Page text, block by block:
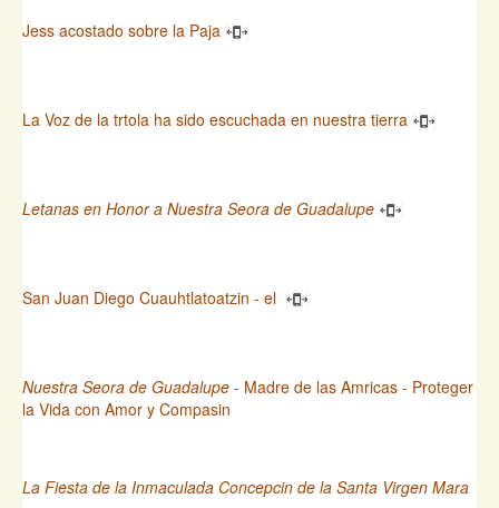
Jess acostado sobre la Paja
La Voz de la trtola ha sido escuchada en nuestra tierra
Letanas en Honor a Nuestra Seora de Guadalupe
San Juan Diego Cuauhtlatoatzin - el
Nuestra Seora de Guadalupe - Madre de las Amricas - Proteger
la Vida con Amor y Compasin
La Fiesta de la Inmaculada Concepcin de la Santa Virgen Mara